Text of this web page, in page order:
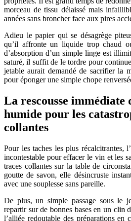
morceau de tissu délaissé mais
années sans broncher face aux pires
Adieu le papier qui se désagrège
qu’il affronte un liquide trop chaud
d’absorption d’un simple linge est
saturé, il suffit de le tordre pour
jetable aurait demandé de sacrifier la
pour éponger une simple chope
La rescousse immédiate
humide pour les
collantes
Pour les taches les plus récalcitrantes,
incontestable pour effacer le vin et les
traces collantes sur la table de
goutte de savon, elle désincruste
avec une souplesse sans pareille.
De plus, un simple passage sous le
repartir sur de bonnes bases en un clin
l’alliée redoutable des préparations en